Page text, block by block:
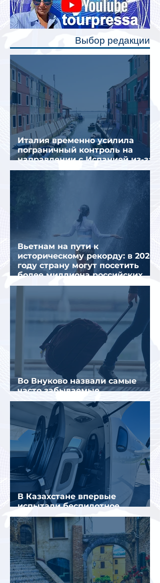
каждого спального места. Они
позволят пассажирам закрыть свою
полку во время сна или отдыха,
Выбор редакции
Италия временно усилила
пограничный контроль на
направлении с Испанией из-за
миграционного кризиса
Вьетнам на пути к
историческому рекорду: в 2026
году страну могут посетить
более миллиона российских
туристов
Во Внуково назвали самые
часто забываемые
пассажирами вещи
В Казахстане впервые
испытали беспилотное
аэротакси с пассажирами